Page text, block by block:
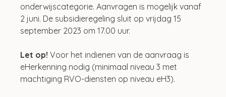
onderwijscategorie. Aanvragen is mogelijk vanaf
2 juni. De subsidieregeling sluit op vrijdag 15
september 2023 om 17.00 uur.
Let op! Voor het indienen van de aanvraag is
eHerkenning nodig (minimaal niveau 3 met
machtiging RVO-diensten op niveau eH3).